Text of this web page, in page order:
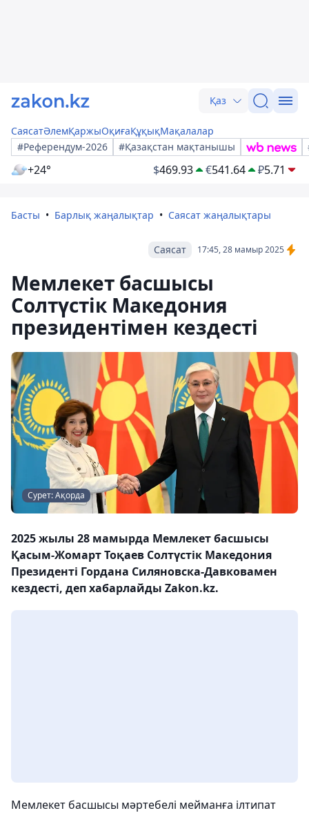
Қаз
СаясатӘлемҚаржыОқиғаҚұқықМақалалар
#Референдум-2026
#Қазақстан мақтанышы
+24° $469.93 €541.64 ₽5.71
Басты Барлық жаңалықтар Саясат жаңалықтары
17:45, 28 мамыр 2025
Саясат
Мемлекет басшысы
Солтүстік Македония
президентімен кездесті
Сурет: Ақорда
2025 жылы 28 мамырда Мемлекет басшысы
Қасым-Жомарт Тоқаев Солтүстік Македония
Президенті Гордана Силяновска-Давковамен
кездесті, деп хабарлайды Zakon.kz.
Мемлекет басшысы мәртебелі мейманға ілтипат